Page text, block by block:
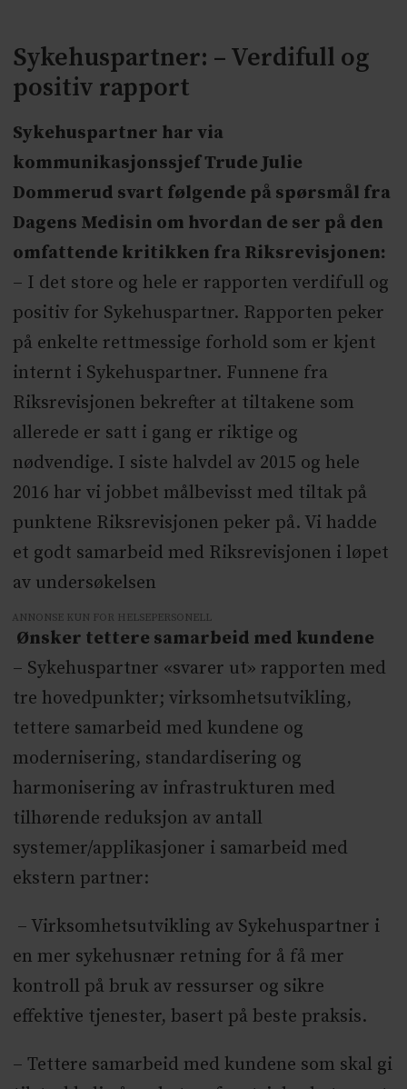
Sykehuspartner: – Verdifull og
positiv rapport
Sykehuspartner har via
kommunikasjonssjef Trude Julie
Dommerud svart følgende på spørsmål fra
Dagens Medisin om hvordan de ser på den
omfattende kritikken fra Riksrevisjonen:
– I det store og hele er rapporten verdifull og
positiv for Sykehuspartner. Rapporten peker
på enkelte rettmessige forhold som er kjent
internt i Sykehuspartner. Funnene fra
Riksrevisjonen bekrefter at tiltakene som
allerede er satt i gang er riktige og
nødvendige. I siste halvdel av 2015 og hele
2016 har vi jobbet målbevisst med tiltak på
punktene Riksrevisjonen peker på. Vi hadde
et godt samarbeid med Riksrevisjonen i løpet
av undersøkelsen
ANNONSE KUN FOR HELSEPERSONELL
Ønsker tettere samarbeid med kundene
– Sykehuspartner «svarer ut» rapporten med
tre hovedpunkter; virksomhetsutvikling,
tettere samarbeid med kundene og
modernisering, standardisering og
harmonisering av infrastrukturen med
tilhørende reduksjon av antall
systemer/applikasjoner i samarbeid med
ekstern partner:
– Virksomhetsutvikling av Sykehuspartner i
en mer sykehusnær retning for å få mer
kontroll på bruk av ressurser og sikre
effektive tjenester, basert på beste praksis.
– Tettere samarbeid med kundene som skal gi